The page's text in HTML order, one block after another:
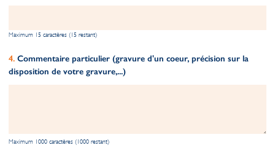
Maximum 15 caractères (15 restant)
Commentaire particulier (gravure d'un coeur, précision sur la
disposition de votre gravure,...)
Maximum 1000 caractères (1000 restant)